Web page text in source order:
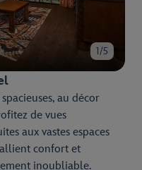
1/5
au décor
de vues
aux vastes espaces
confort et
inoubliable.